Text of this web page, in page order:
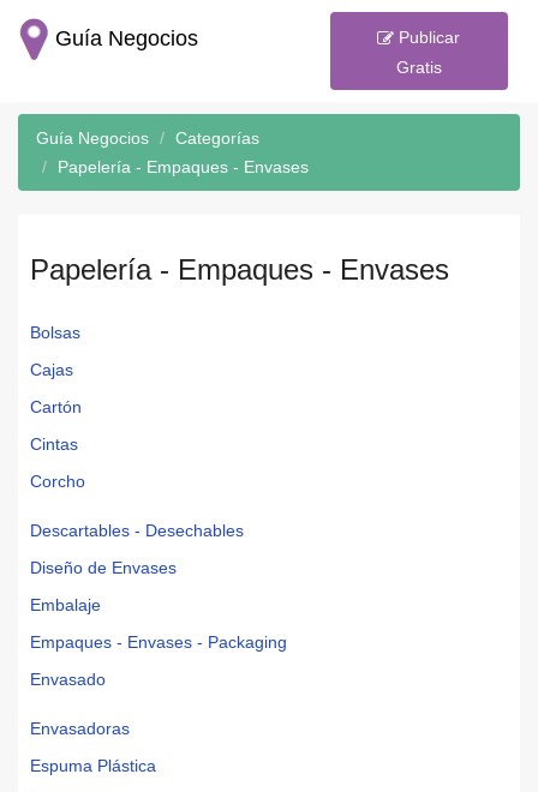
Guía Negocios
Publicar
Gratis
Guía Negocios
Categorías
Papelería - Empaques - Envases
Papelería - Empaques - Envases
Bolsas
Cajas
Cartón
Cintas
Corcho
Descartables - Desechables
Diseño de Envases
Embalaje
Empaques - Envases - Packaging
Envasado
Envasadoras
Espuma Plástica